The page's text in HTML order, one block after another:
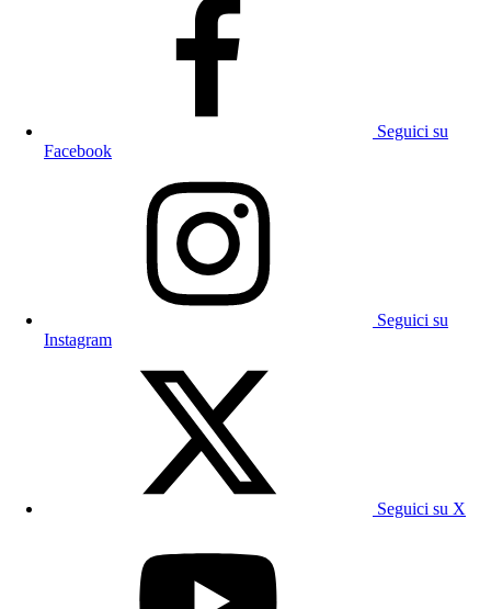
Seguici su
Facebook
Seguici su
Instagram
Seguici su X